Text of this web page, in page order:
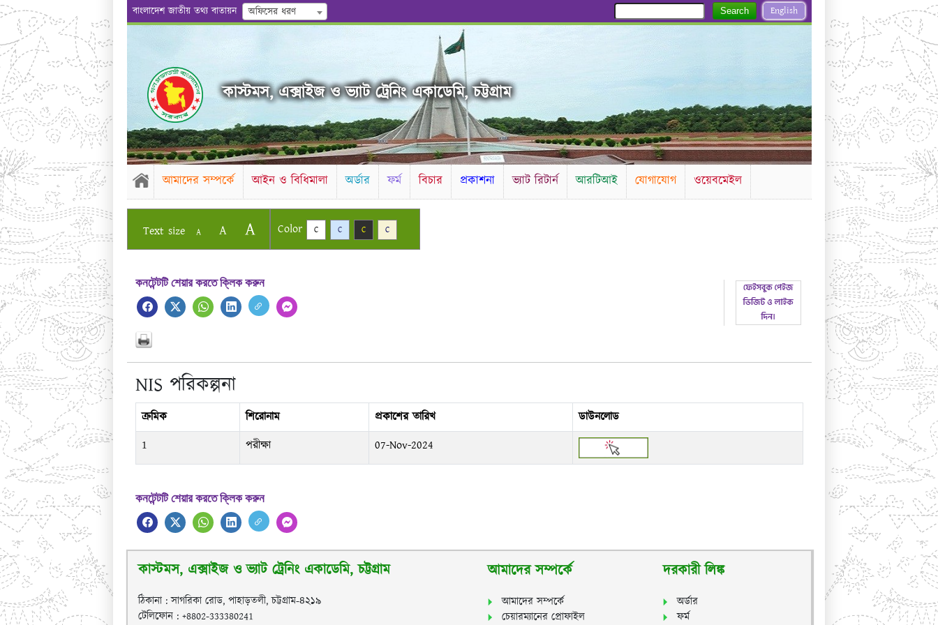
বাংলাদেশ জাতীয় তথ্য বাতায়ন অফিসের ধরণ English
Search
কাস্টমস, এক্সাইজ ও ভ্যাট ট্রেনিং একাডেমি, চট্টগ্রাম
আমাদের সম্পর্কে আইন ও বিধিমালা অর্ডার ফর্ম বিচার প্রকাশনা ভ্যাট রিটার্ন আরটিআই যোগাযোগ ওয়েবমেইল
Text size A A A Color C C C C
কনটেন্টটি শেয়ার করতে ক্লিক করুন
NIS পরিকল্পনা
ক্রমিক শিরোনাম প্রকাশের তারিখ
ডাউনলোড
1
পরীক্ষা 07-Nov-2024
কনটেন্টটি শেয়ার করতে ক্লিক করুন
কাস্টমস, এক্সাইজ ও ভ্যাট ট্রেনিং একাডেমি, চট্টগ্রাম
ঠিকানা : সাগরিকা রোড, পাহাড়তলী, চট্টগ্রাম-৪২১৯
টেলিফোন : +8802-333380241
আমাদের সম্পর্কে
আমাদের সম্পর্কে
চেয়ারম্যানের প্রোফাইল
দরকারী লিঙ্ক
অর্ডার
ফর্ম